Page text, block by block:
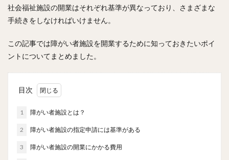
社会福祉施設の開業はそれぞれ基準が異なっており、さまざまな
手続きをしなければいけません。
この記事では障がい者施設を開業するために知っておきたいポイ
ントについてまとめました。
目次
1 障がい者施設とは？
2 障がい者施設の指定申請には基準がある
3 障がい者施設の開業にかかる費用